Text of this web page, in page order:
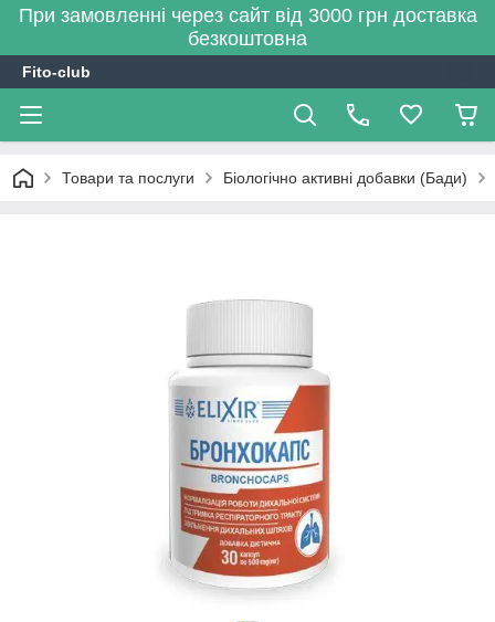
При замовленні через сайт від 3000 грн доставка
безкоштовна
Fito-club
Товари та послуги Біологічно активні добавки (Бади)